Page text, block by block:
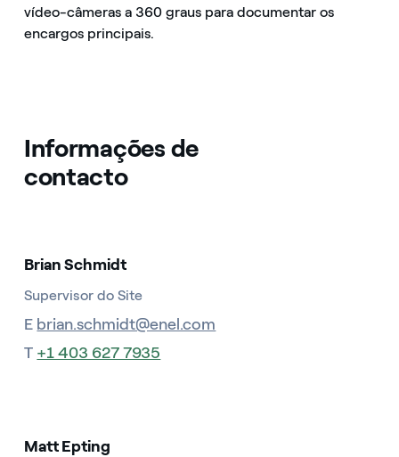
vídeo-câmeras a 360 graus para documentar os
encargos principais.
Informações de
contacto
Brian Schmidt
Supervisor do Site
E brian.schmidt@enel.com
T +1 403 627 7935
Matt Epting